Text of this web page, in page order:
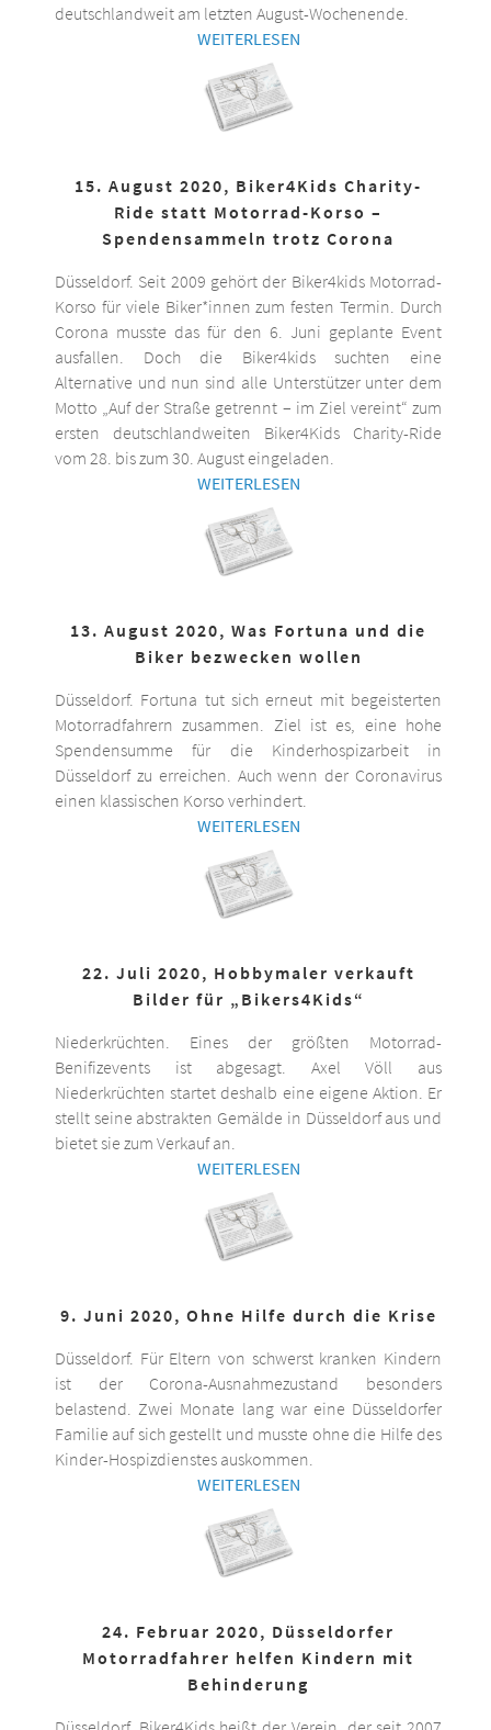
deutschlandweit am letzten August-Wochenende.
WEITERLESEN
15. August 2020, Biker4Kids Charity-
Ride statt Motorrad-Korso –
Spendensammeln trotz Corona
Düsseldorf. Seit 2009 gehört der Biker4kids Motorrad-
Korso für viele Biker*innen zum festen Termin. Durch
Corona musste das für den 6. Juni geplante Event
ausfallen. Doch die Biker4kids suchten eine
Alternative und nun sind alle Unterstützer unter dem
Motto „Auf der Straße getrennt – im Ziel vereint“ zum
ersten deutschlandweiten Biker4Kids Charity-Ride
vom 28. bis zum 30. August eingeladen.
WEITERLESEN
13. August 2020, Was Fortuna und die
Biker bezwecken wollen
Düsseldorf. Fortuna tut sich erneut mit begeisterten
Motorradfahrern zusammen. Ziel ist es, eine hohe
Spendensumme für die Kinderhospizarbeit in
Düsseldorf zu erreichen. Auch wenn der Coronavirus
einen klassischen Korso verhindert.
WEITERLESEN
22. Juli 2020, Hobbymaler verkauft
Bilder für „Bikers4Kids“
Niederkrüchten. Eines der größten Motorrad-
Benifizevents ist abgesagt. Axel Völl aus
Niederkrüchten startet deshalb eine eigene Aktion. Er
stellt seine abstrakten Gemälde in Düsseldorf aus und
bietet sie zum Verkauf an.
WEITERLESEN
9. Juni 2020, Ohne Hilfe durch die Krise
Düsseldorf. Für Eltern von schwerst kranken Kindern
ist der Corona-Ausnahmezustand besonders
belastend. Zwei Monate lang war eine Düsseldorfer
Familie auf sich gestellt und musste ohne die Hilfe des
Kinder-Hospizdienstes auskommen.
WEITERLESEN
24. Februar 2020, Düsseldorfer
Motorradfahrer helfen Kindern mit
Behinderung